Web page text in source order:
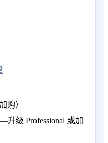
购）
级 Professional 或加